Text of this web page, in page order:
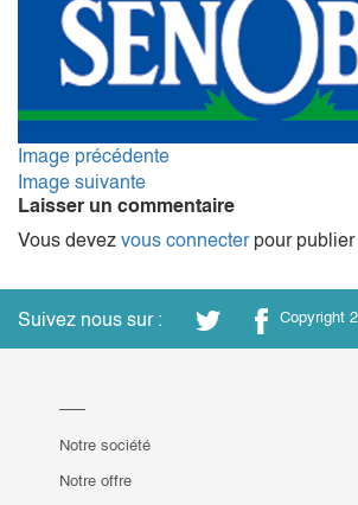
Image précédente
Image suivante
Laisser un commentaire
Vous devez vous connecterpour publier
Suivez nous sur : Copyright
Notre société
Notre offre